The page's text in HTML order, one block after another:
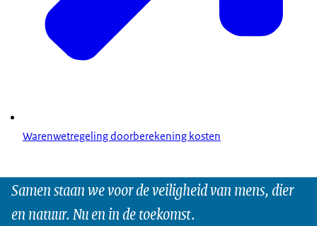
Warenwetregeling doorberekening kosten
Samen staan we voor de veiligheid van mens, dier
en natuur. Nu en in de toekomst.